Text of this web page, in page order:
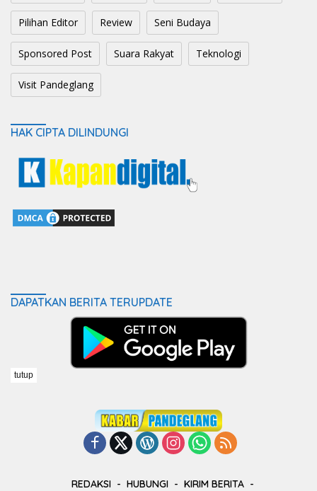
Pilihan Editor Review Seni Budaya
Sponsored Post Suara Rakyat Teknologi
Visit Pandeglang
HAK CIPTA DILINDUNGI
DAPATKAN BERITA TERUPDATE
REDAKSI HUBUNGI KIRIM BERITA
tutup